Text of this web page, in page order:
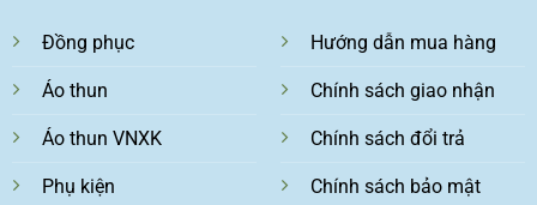
Đồng phục
Áo thun
Áo thun VNXK
Phụ kiện
Hướng dẫn mua hàng
Chính sách giao nhận
Chính sách đổi trả
Chính sách bảo mật